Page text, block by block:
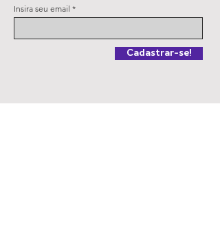
Clube Alto dos Pinheiros
Vinho”
Insira seu email
Cadastrar-se!